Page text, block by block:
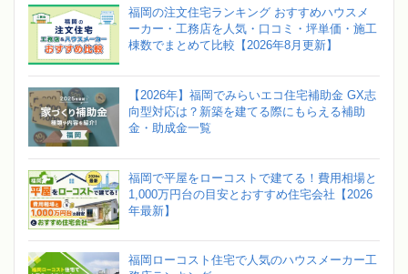
福岡の注文住宅ランキング おすすめハウスメ
ーカー・工務店を人気・口コミ・坪単価・施工
棟数でまとめて比較【2026年8月更新】
【2026年】福岡でみらいエコ住宅補助金 GX志
向型対応は？新築を建てる際にもらえる補助
金・助成金一覧
福岡で平屋をローコストで建てる！費用相場と
1,000万円台の目安とおすすめ住宅会社【2026
年最新】
福岡ローコスト住宅で人気のハウスメーカー工